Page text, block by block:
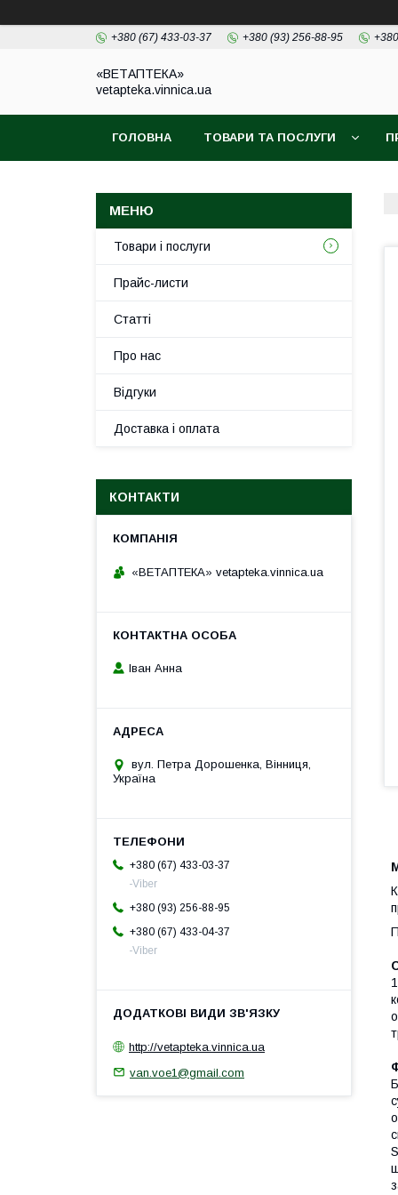
+380 (67) 433-03-37 +380 (93) 256-88-95
«ВЕТАПТЕКА»
vetapteka.vinnica.ua
ГОЛОВНА ТОВАРИ ТА ПОСЛУГИ
Товари і послуги
Прайс-листи
Статті
Про нас
Відгуки
Доставка і оплата
КОНТАКТИ
«ВЕТАПТЕКА» vetapteka.vinnica.ua
Іван Анна
вул. Петра Дорошенка, Вінниця,
Україна
+380 (67) 433-03-37
-Viber
+380 (93) 256-88-95
+380 (67) 433-04-37
-Viber
http://vetapteka.vinnica.ua
van.voe1@gmail.com